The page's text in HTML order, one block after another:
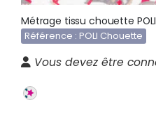
Métrage tissu chouette POLI
Référence : POLI Chouette
Vous devez être